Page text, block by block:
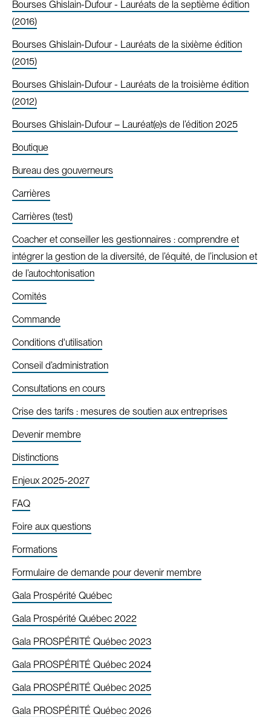
Bourses Ghislain-Dufour - Lauréats de la septième édition
(2016)
Bourses Ghislain-Dufour - Lauréats de la sixième édition
(2015)
Bourses Ghislain-Dufour - Lauréats de la troisième édition
(2012)
Bourses Ghislain-Dufour – Lauréat(e)s de l’édition 2025
Boutique
Bureau des gouverneurs
Carrières
Carrières (test)
Coacher et conseiller les gestionnaires : comprendre et
intégrer la gestion de la diversité, de l’équité, de l’inclusion et
de l’autochtonisation
Comités
Commande
Conditions d'utilisation
Conseil d’administration
Consultations en cours
Crise des tarifs : mesures de soutien aux entreprises
Devenir membre
Distinctions
Enjeux 2025-2027
FAQ
Foire aux questions
Formations
Formulaire de demande pour devenir membre
Gala Prospérité Québec
Gala Prospérité Québec 2022
Gala PROSPÉRITÉ Québec 2023
Gala PROSPÉRITÉ Québec 2024
Gala PROSPÉRITÉ Québec 2025
Gala PROSPÉRITÉ Québec 2026